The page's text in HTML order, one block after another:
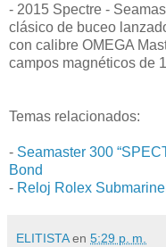
- 2015 Spectre -
clásico de buceo
con calibre OMEGA
campos magnéticos de
Temas relacionados:
- Seamaster 300
Bond
- Reloj Rolex
ELITISTA en 5:29 p. m.